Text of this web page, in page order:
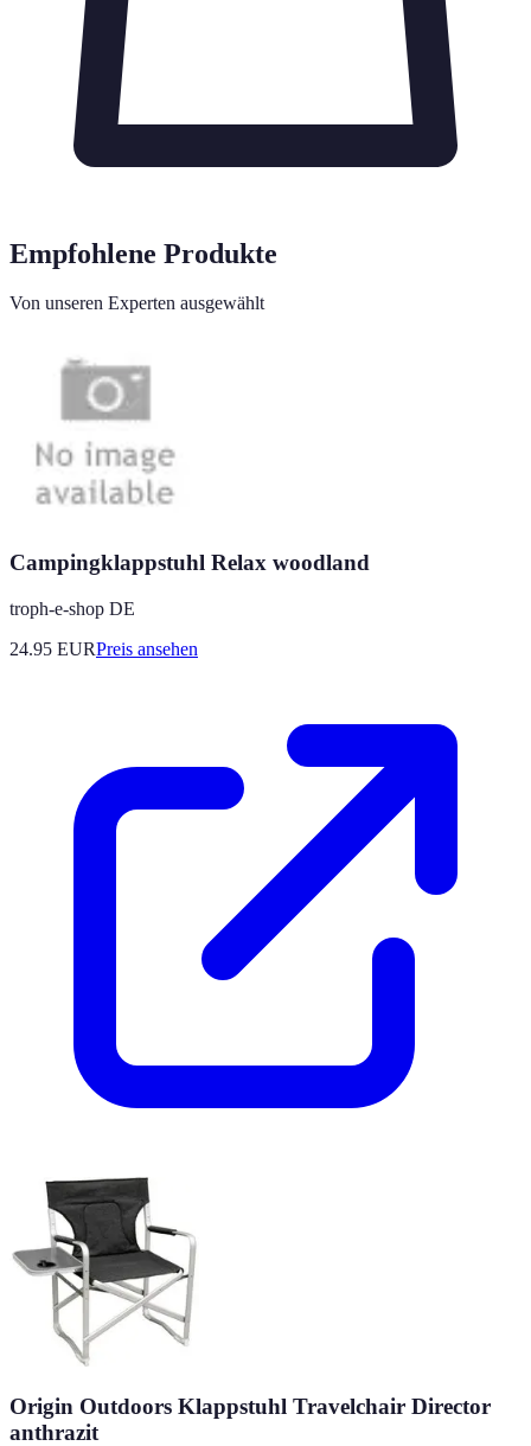
Empfohlene Produkte
Von unseren Experten ausgewählt
Campingklappstuhl Relax woodland
troph-e-shop DE
24.95 EURPreis ansehen
Origin Outdoors Klappstuhl Travelchair Director
anthrazit